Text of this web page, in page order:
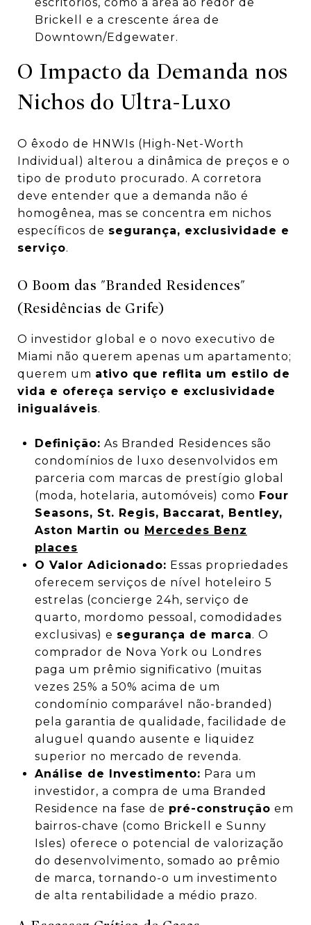
Brickell e a crescente área de
Downtown/Edgewater.
O Impacto da Demanda nos
Nichos do Ultra-Luxo
O êxodo de HNWIs (High-Net-Worth
Individual) alterou a dinâmica de preços e o
tipo de produto procurado. A corretora
deve entender que a demanda não é
homogênea, mas se concentra em nichos
específicos de segurança, exclusividade e
serviço.
O Boom das "Branded Residences"
(Residências de Grife)
O investidor global e o novo executivo de
Miami não querem apenas um apartamento;
querem um ativo que reflita um estilo de
vida e ofereça serviço e exclusividade
inigualáveis.
Definição: As Branded Residences são
condomínios de luxo desenvolvidos em
parceria com marcas de prestígio global
(moda, hotelaria, automóveis) como Four
Seasons, St. Regis, Baccarat, Bentley,
Aston Martin ou Mercedes Benz
places
O Valor Adicionado: Essas propriedades
oferecem serviços de nível hoteleiro 5
estrelas (concierge 24h, serviço de
quarto, mordomo pessoal, comodidades
exclusivas) e segurança de marca. O
comprador de Nova York ou Londres
paga um prêmio significativo (muitas
vezes 25% a 50% acima de um
condomínio comparável não-branded)
pela garantia de qualidade, facilidade de
aluguel quando ausente e liquidez
superior no mercado de revenda.
Análise de Investimento: Para um
investidor, a compra de uma Branded
Residence na fase de pré-construção em
bairros-chave (como Brickell e Sunny
Isles) oferece o potencial de valorização
do desenvolvimento, somado ao prêmio
de marca, tornando-o um investimento
de alta rentabilidade a médio prazo.